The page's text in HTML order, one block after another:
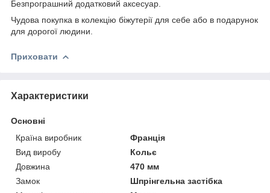
Безпрограшний додатковий аксесуар.
Чудова покупка в колекцію біжутерії для себе або в подарунок
для дорогої людини.
Приховати
Характеристики
Основні
Країна виробник
Франція
Вид виробу
Кольє
Довжина
470 мм
Замок
Шпрінгельна застібка